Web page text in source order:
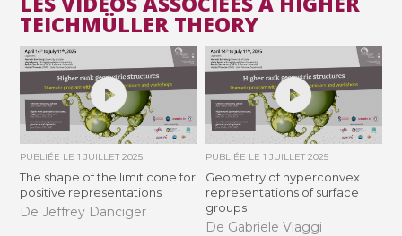
TEICHMÜLLER THEORY
PUBLIÉE LE1 JUILLET 2025
The shape of the limit cone for
positive representations
De Jeffrey Danciger
PUBLIÉE LE 1 JUILLET 2025
Geometry of hyperconvex
representations of surface
groups
De Gabriele Viaggi